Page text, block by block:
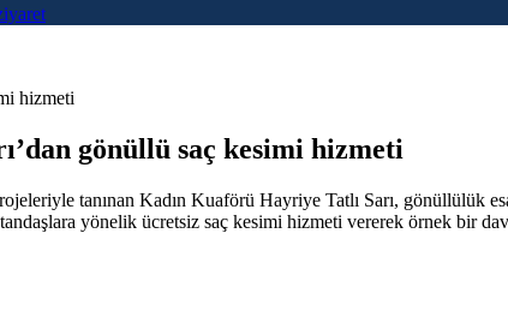
hizmeti
gönüllü saç kesimi hizmeti
tanınan Kadın Kuaförü Hayriye Tatlı Sarı, gönüllülük
yönelik ücretsiz saç kesimi hizmeti vererek örnek bir